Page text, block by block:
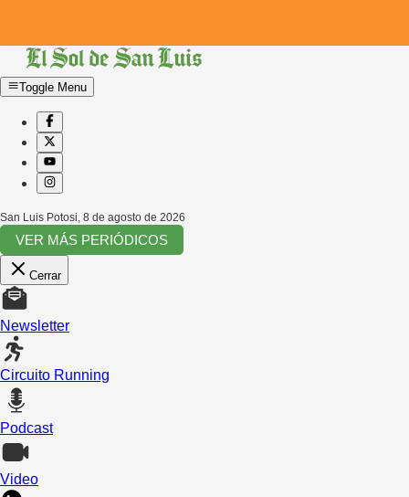
Toggle Menu
San Luis Potosi 8 de agosto de 2026
VER MÁS PERIÓDICOS
Cerrar
Newsletter
Circuito Running
Podcast
Video